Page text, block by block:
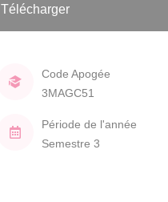
Télécharger
Code Apogée
3MAGC51
Période de l'année
Semestre 3